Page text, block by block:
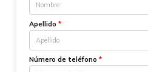
Apellido *
Número de teléfono *